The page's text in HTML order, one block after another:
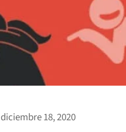
diciembre 18, 2020